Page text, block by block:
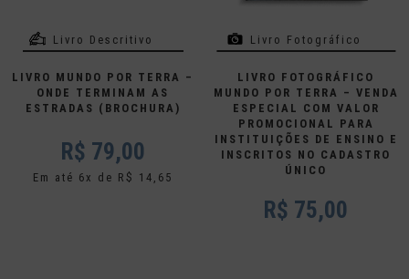
Livro Descritivo
LIVRO MUNDO POR TERRA –
ONDE TERMINAM AS
ESTRADAS (BROCHURA)
R$ 79,00
Em até 6x de R$ 14,65
Livro Fotográfico
LIVRO FOTOGRÁFICO
MUNDO POR TERRA – VENDA
ESPECIAL COM VALOR
PROMOCIONAL PARA
INSTITUIÇÕES DE ENSINO E
INSCRITOS NO CADASTRO
ÚNICO
R$ 75,00